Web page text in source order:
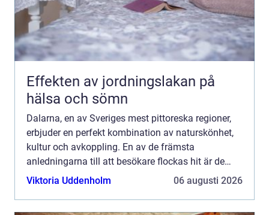
Effekten av jordningslakan på
hälsa och sömn
Dalarna, en av Sveriges mest pittoreska regioner,
erbjuder en perfekt kombination av naturskönhet,
kultur och avkoppling. En av de främsta
anledningarna till att besökare flockas hit är de
omtalade spahotellen i Dalarna. Denna p&a...
Viktoria Uddenholm 06 augusti 2026